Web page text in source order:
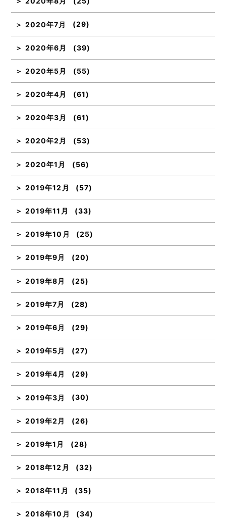
2020年7月 (29)
2020年6月 (39)
2020年5月 (55)
2020年4月 (61)
2020年3月 (61)
2020年2月 (53)
2020年1月 (56)
2019年12月 (57)
2019年11月 (33)
2019年10月 (25)
2019年9月 (20)
2019年8月 (25)
2019年7月 (28)
2019年6月 (29)
2019年5月 (27)
2019年4月 (29)
2019年3月 (30)
2019年2月 (26)
2019年1月 (28)
2018年12月 (32)
2018年11月 (35)
2018年10月 (34)